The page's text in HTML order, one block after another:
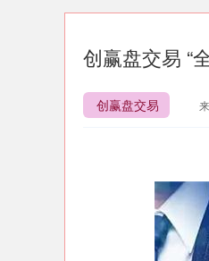
创赢盘交易 “
创赢盘交易